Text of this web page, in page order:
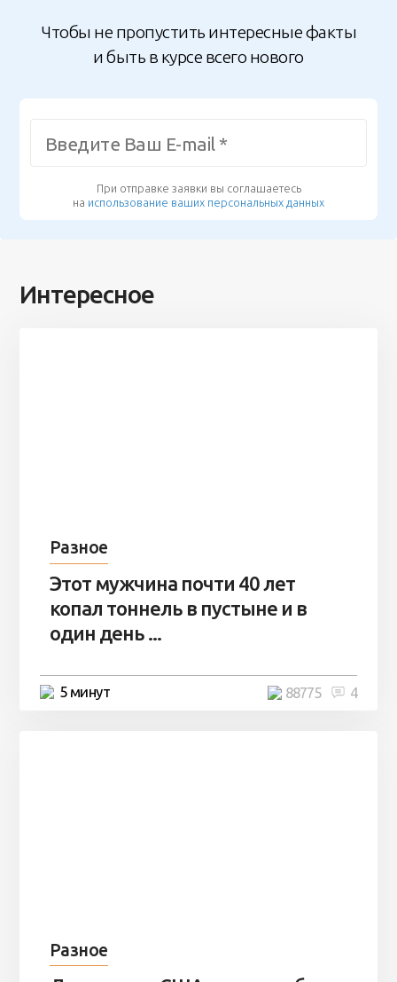
Чтобы не пропустить интересные факты
и быть в курсе всего нового
При отправке заявки вы соглашаетесь
на использование ваших персональных данных
Интересное
Разное
Этот мужчина почти 40 лет
копал тоннель в пустыне и в
один день ...
5 минут 4
88775
Разное